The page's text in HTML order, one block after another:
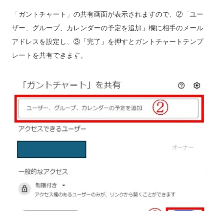
「ガントチャート」の共有画面が表示されますので、②「ユー
ザー、グループ、カレンダーの予定を追加」欄に相手のメール
アドレスを設定し、③「完了」を押すとガントチャートテンプ
レートを共有できます。